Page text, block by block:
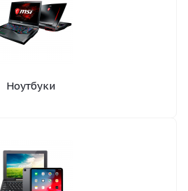
Ноутбуки